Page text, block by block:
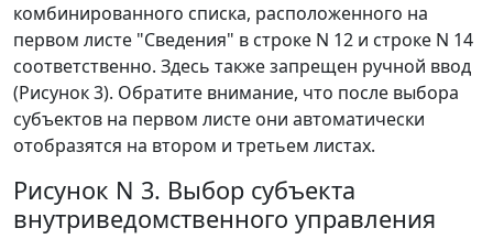
комбинированного списка, расположенного на
первом листе "Сведения" в строке N 12 и строке N 14
соответственно. Здесь также запрещен ручной ввод
(Рисунок 3). Обратите внимание, что после выбора
субъектов на первом листе они автоматически
отобразятся на втором и третьем листах.
Рисунок N 3. Выбор субъекта
внутриведомственного управления